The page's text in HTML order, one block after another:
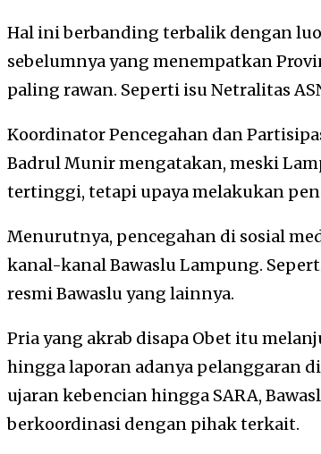
Hal ini berbanding terbalik dengan
sebelumnya yang menempatkan
paling rawan. Seperti isu Netralitas
Koordinator Pencegahan dan
Badrul Munir mengatakan, meski
tertinggi, tetapi upaya melakukan
Menurutnya, pencegahan di sosial
kanal-kanal Bawaslu Lampung.
resmi Bawaslu yang lainnya.
Pria yang akrab disapa Obet itu
hingga laporan adanya pelanggaran
ujaran kebencian hingga SARA,
berkoordinasi dengan pihak terkait.